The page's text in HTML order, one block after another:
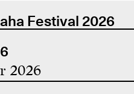
Festival 2026
2026